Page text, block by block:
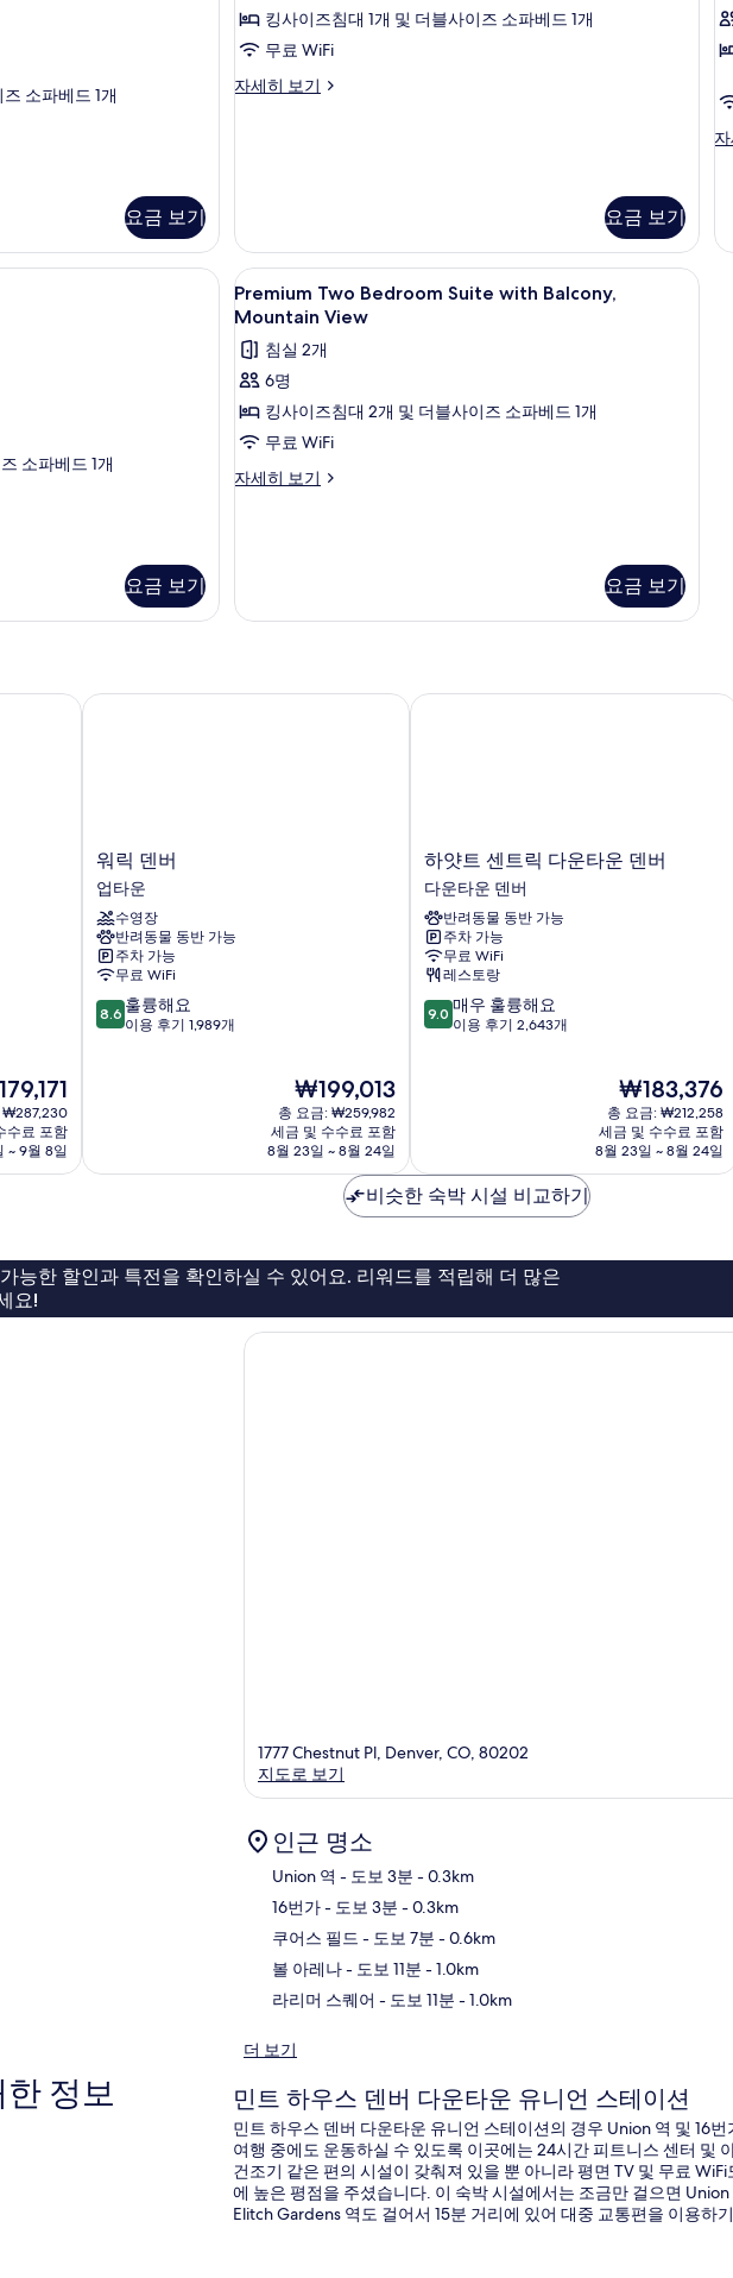
소파베드 1개
요금 보기
1
개
사
기
킹사이즈침대 1개 및 더블사이즈 소파베드 1개
무료 WiFi
자세히 보기
아
자
세
히
보
기
요금 보기
2
아
2
튜디오 | 노트북 작업 공간, 무료 WiFi, 침대 시트
소파베드 1개
요금 보기
Premium
Two
Bedroom
Suite
with
Balcony,
Mountain
View
보
노트북 작업 공간, 무료 WiFi, 침대 시트
11
Premium Two Bedroom Suite with Balcony,
Mountain View
침실 2개
6명
킹사이즈침대 2개 및 더블사이즈 소파베드 1개
무료 WiFi
자세히 보기
Premium
Mountain
View
히
요금 보기
₩287,230
수료 포함
~ 9월 8일
워
릭
덴
버
업
타
운
워릭 덴버
업타운
수영장
반려동물 동반 가능
주차 가능
무료 WiFi
10
점
륭
용
후
1,989
8.6 훌륭해요
이용 후기 1,989개
현
재
요
금
₩199,013
₩199,013
총 요금: ₩259,982
세금 및 수수료 포함
8월 23일 ~ 8월 24일
워릭 덴버
하
얏
트
센
트
릭
다
운
타
운
덴
버
하얏트 센트릭 다운타운 덴버
다운타운 덴버
반려동물 동반 가능
주차 가능
무료 WiFi
레스토랑
10
점
우
훌
륭
요,
이
후
9.0 매우 훌륭해요
이용 후기 2,643개
현
재
요
금
₩183,376
₩183,376
총 요금: ₩212,258
세금 및 수수료 포함
8월 23일 ~ 8월 24일
하얏트 센트릭 다운타운 덴버
비슷한 숙박 시설 비교하기
능한 할인과 특전을 확인하실 수 있어요. 리워드를 적립해 더 많은
요!
1777 Chestnut Pl, Denver, CO, 80202
지도로 보기
인근 명소
Union 역 - 도보 3분 - 0.3km
16번가- 도보 3분 - 0.3km
쿠어스 필드 - 도보 7분 - 0.6km
볼 아레나- 도보 11분 - 1.0km
라리머 스퀘어 - 도보 11분 - 1.0km
더 보기
정보 민트 하우스 덴버 다운타운 유니언 스테이션
민트 하우스 덴버 다운타운 유니언 스테이션의 경우 Union 역 및 16
여행 중에도 운동하실 수 있도록 이곳에는 24시간 피트니스 센터 및
건조기 같은 편의 시설이 갖춰져 있을 뿐 아니라 평면 TV 및 무료
에 높은 평점을 주셨습니다. 이 숙박 시설에서는 조금만 걸으면
Elitch Gardens 역도 걸어서 15분 거리에 있어 대중 교통편을 이용하